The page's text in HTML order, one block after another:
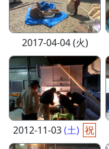
2017-04-04 (火)
2012-11-03(土) 祝